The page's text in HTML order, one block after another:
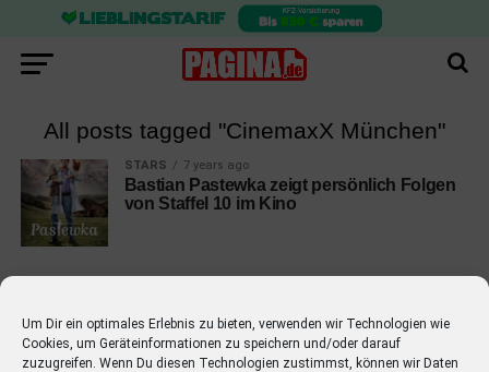
Um Dir ein optimales Erlebnis zu bieten, verwenden wir Technologien wie
Cookies, um Geräteinformationen zu speichern und/oder darauf
zuzugreifen. Wenn Du diesen Technologien zustimmst, können wir Daten
All posts tagged "CinemaxX München"
STARS 7 years ago
Bastian Pastewka zeigt persönlich Folgen
von Staffel 10 im Kino
EMPFOHLEN